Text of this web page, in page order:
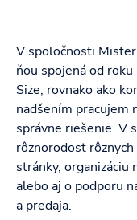
V spoločnosti Mister
ňou spojená od
Size, rovnako ako
nadšením pracujem
správne riešenie. V
rôznorodosť
stránky, organizáciu
alebo aj o podporu
a predaja.